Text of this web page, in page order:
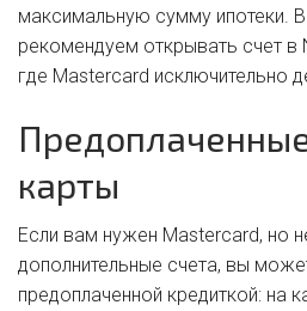
максимальную сумму ипотеки.
рекомендуем открывать счет
где Mastercard исключительно
карты
Если вам нужен Mastercard, но
дополнительные счета, вы
предоплаченной кредиткой: на